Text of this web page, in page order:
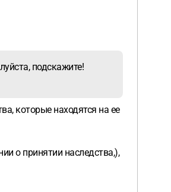
подскажите!
которые находятся на ее
о принятии наследства,),